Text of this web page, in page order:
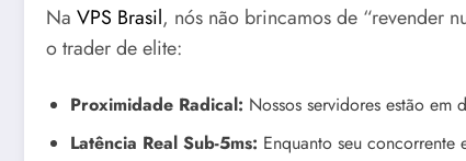
Na VPS Brasil, nós não brincamos de “revender
o trader de elite:
Proximidade Radical: Nossos servidores estão
Latência Real Sub-5ms: Enquanto seu concorrente